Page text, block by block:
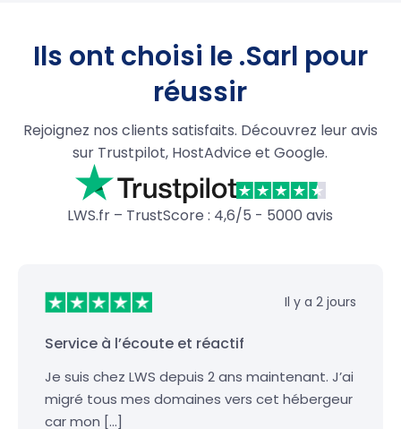
Ils ont choisi le .Sarl pour
réussir
Rejoignez nos clients satisfaits. Découvrez leur avis
sur Trustpilot, HostAdvice et Google.
LWS.fr – TrustScore : 4,6/5 - 5000 avis
Il y a 2 jours
Service à l’écoute et réactif
Je suis chez LWS depuis 2 ans maintenant. J’ai
migré tous mes domaines vers cet hébergeur
car mon […]